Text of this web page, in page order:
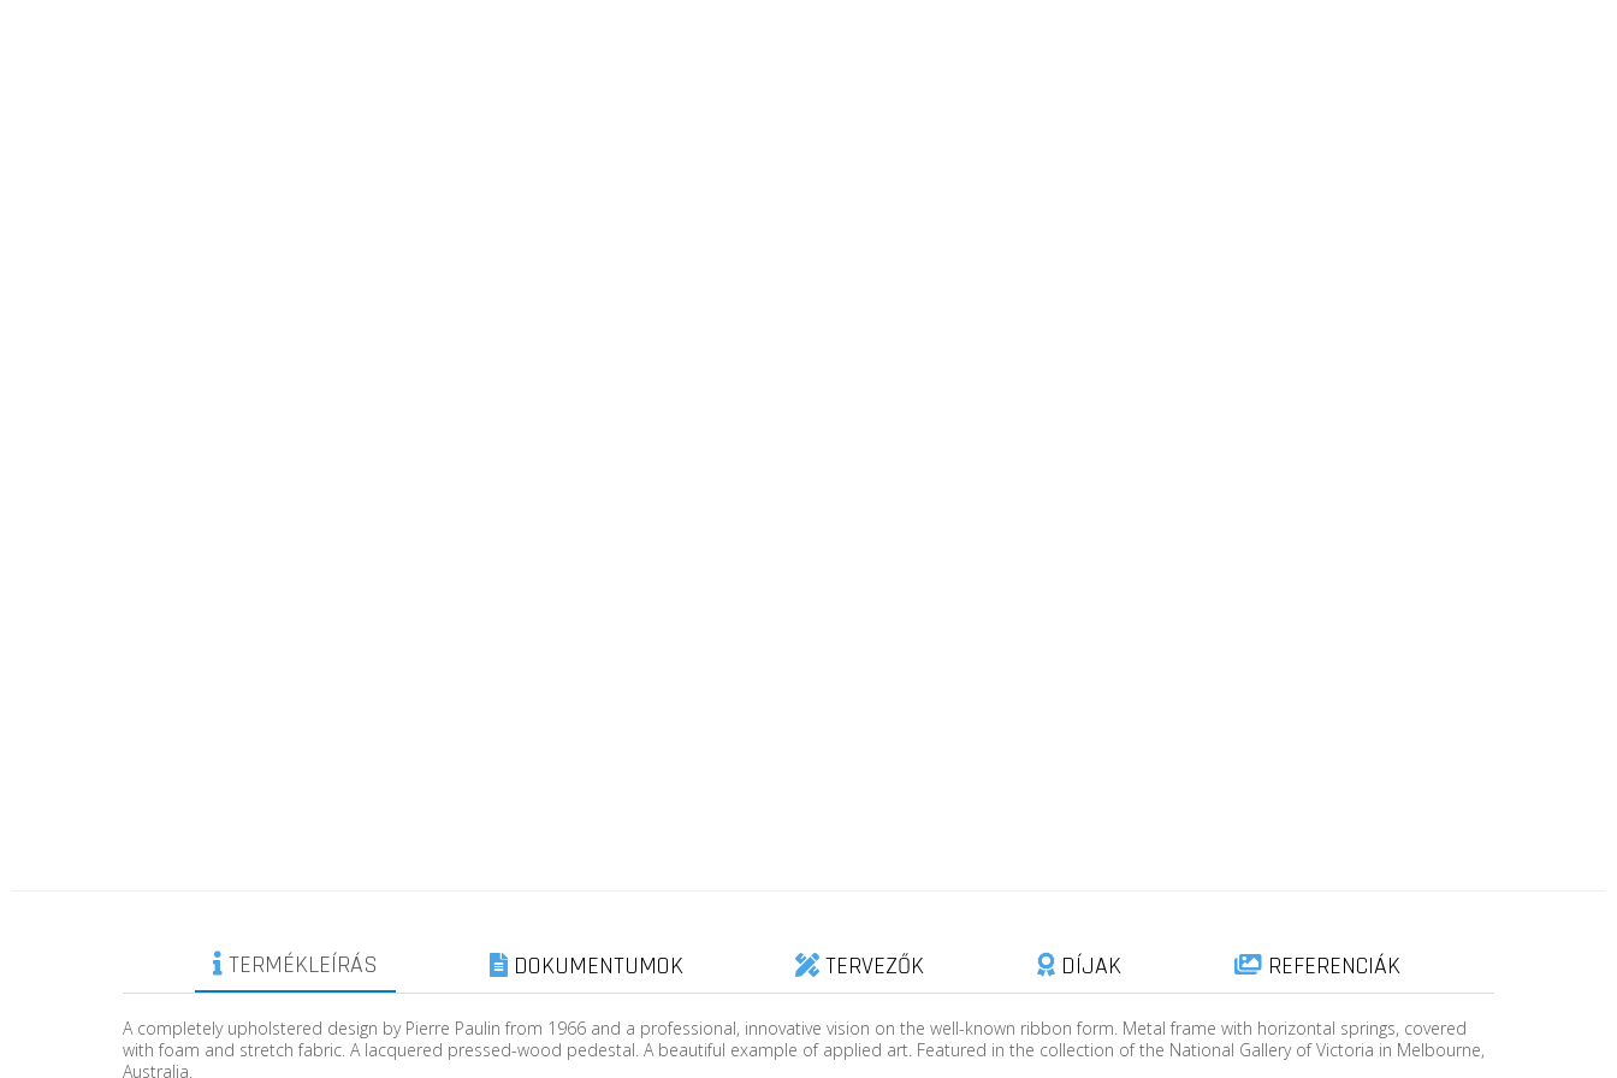
TERMÉKLEÍRÁS DOKUMENTUMOK TERVEZŐK DÍJAK REFERENCIÁK
A completely upholstered design by Pierre Paulin from 1966 and a professional, innovative vision on the well-known ribbon form. Metal frame with horizontal springs, covered
with foam and stretch fabric. A lacquered pressed-wood pedestal. A beautiful example of applied art. Featured in the collection of the National Gallery of Victoria in Melbourne,
Australia.